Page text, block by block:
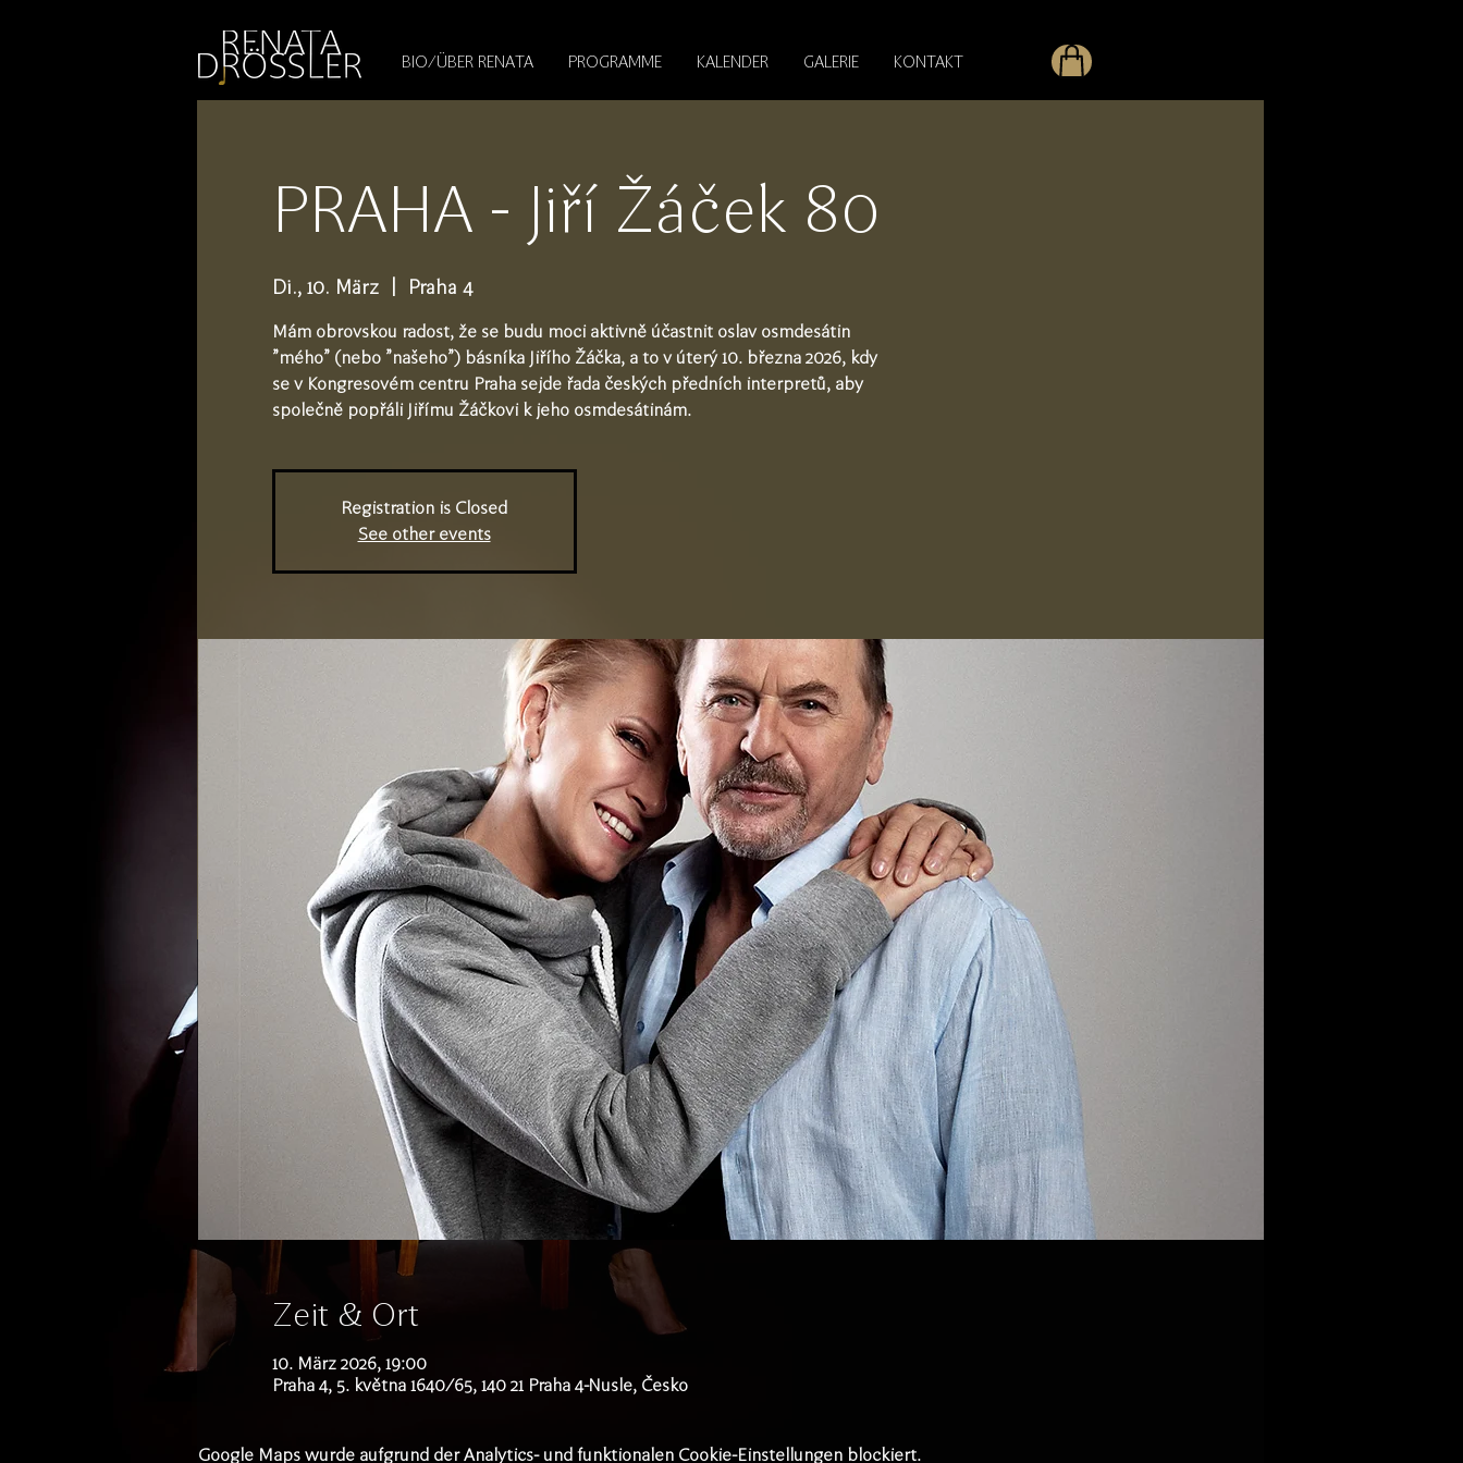
BIO/ÜBER RENATA PROGRAMME KALENDER GALERIE KONTAKT
PRAHA - Jiří Žáček 80
Di., 10. März
  |
Praha 4
Mám obrovskou radost, že se budu moci aktivně účastnit oslav osmdesátin
"mého" (nebo "našeho") básníka Jiřího Žáčka, a to v úterý 10. března 2026, kdy
se v Kongresovém centru Praha sejde řada českých předních interpretů, aby
společně popřáli Jiřímu Žáčkovi k jeho osmdesátinám.
Registration is Closed
See other events
Zeit & Ort
10. März 2026, 19:00
Praha 4, 5. května 1640/65, 140 21 Praha 4-Nusle, Česko
Google Maps wurde aufgrund der Analytics- und funktionalen Cookie-Einstellungen blockiert.